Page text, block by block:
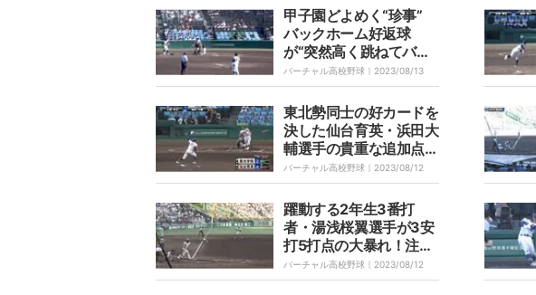
甲子園どよめく“珍事”
バックホーム好返球
が“突然高く跳ねてバウ
ンド” 不運な失点に春夏
通算52勝の名将「セン
ターからの送球が一番難
しい」
バーチャル高校野球｜ 2023/08/13
東北勢同士の好カードを
決した仙台育英・浜田大
輔選手の貴重な追加点タ
イムリー 指揮官は「経
験が生きた。ナイスバッ
ティングでした」
バーチャル高校野球｜ 2023/08/12
躍動する2年生3番打
者・湯浅桜翼選手が3安
打5打点の大暴れ！注目
の東北勢対決は仙台育英
に軍配
バーチャル高校野球｜ 2023/08/12